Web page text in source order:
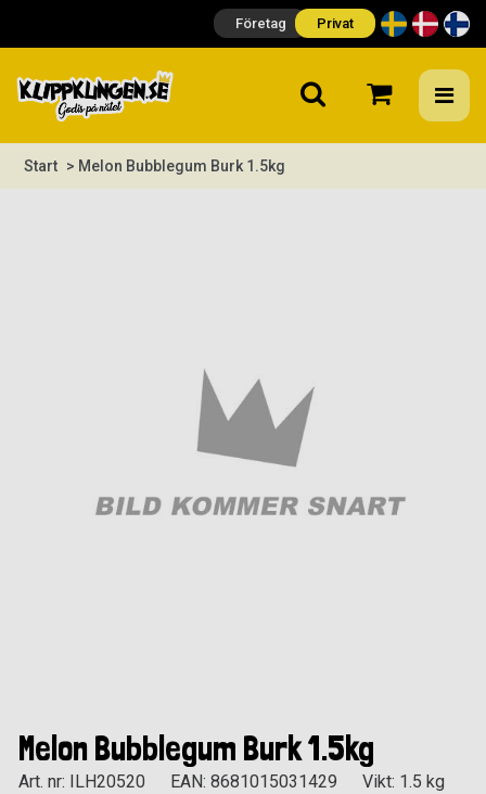
Företag Privat
Start > Melon Bubblegum Burk 1.5kg
Melon Bubblegum Burk 1.5kg
Art. nr: ILH20520 EAN: 8681015031429 Vikt: 1.5 kg